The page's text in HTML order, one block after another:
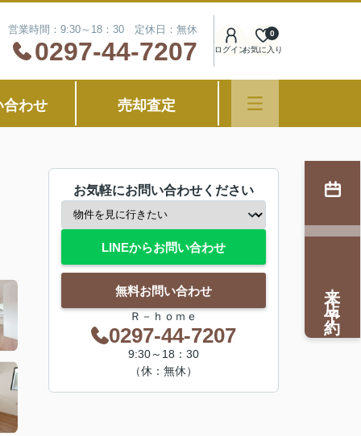
営業時間：9:30～18：30 定休日：無休
0297-44-7207 ログインお気に入り
0
合わせ 売却査定
お気軽にお問い合わせください
LINEからお問い合わせ
無料お問い合わせ
Ｒ－ｈｏｍｅ
0297-44-7207
9:30～18：30
（休：無休）
来店予約